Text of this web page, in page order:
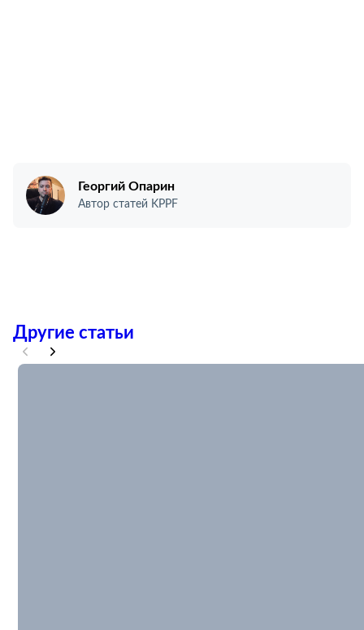
Георгий Опарин
Автор статей KPPF
Другие статьи